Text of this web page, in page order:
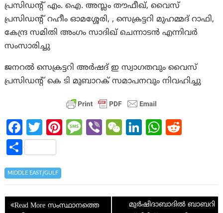
പ്രസിഡന്റ് എം. ഐ. അസ്ലം തൗഫീഖ്, വൈസ്
പ്രസിഡന്റ് റഹീം ഓമശ്ശേരി, , സെക്രട്ടറി മുഹമ്മദ് റാഫി,
കേന്ദ്ര സമിതി അംഗം സാദിഖ് ചെന്നാടൻ എന്നിവർ
സംസാരിച്ചു
ജനറൽ സെക്രട്ടറി അർഷദ് ഇ സ്വാഗതവും വൈസ്
പ്രസിഡന്റ് കെ ടി മുബാറക് സമാപനവും നിവഹിച്ചു
Fa
ce
b
o
o
k
T
w
itt
er
Pi
t
M
e
Vi W
at
Li
n
W
A
p
t
S
h
ar
e
MIDDLE EAST/GULF
Post
സംസ്ഥാനത്തെ
മുർഷിദാബാദിൽ ബാബറി